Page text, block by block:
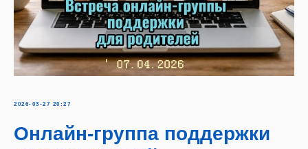
2026-03-27 20:27
Онлайн-группа поддержки